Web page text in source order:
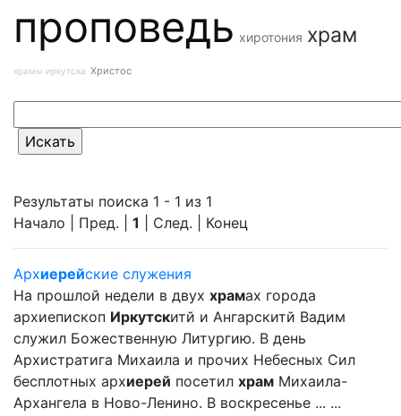
проповедь хиротония храм
храмы иркутска Христос
Результаты поиска 1 - 1 из 1
Начало | Пред. | 1 | След. | Конец
Архиерейские служения
На прошлой недели в двух храмах города
архиепископ Иркутскитй и Ангарскитй Вадим
служил Божественную Литургию. В день
Архистратига Михаила и прочих Небесных Сил
бесплотных архиерей посетил храм Михаила-
Архангела в Ново-Ленино. В воскресенье ... ...